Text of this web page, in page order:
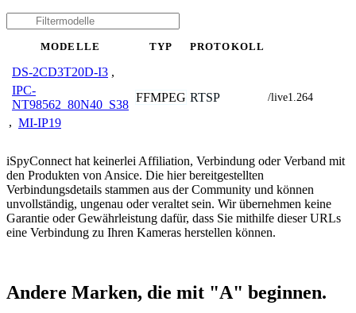
MODELLE TYP PROTOKOLL
DS-2CD3T20D-I3 ,
IPC-
NT98562_80N40_S38
, MI-IP19
FFMPEG RTSP /live1.264
iSpyConnect hat keinerlei Affiliation, Verbindung oder Verband mit
den Produkten von Ansice. Die hier bereitgestellten
Verbindungsdetails stammen aus der Community und können
unvollständig, ungenau oder veraltet sein. Wir übernehmen keine
Garantie oder Gewährleistung dafür, dass Sie mithilfe dieser URLs
eine Verbindung zu Ihren Kameras herstellen können.
Andere Marken, die mit "A" beginnen.